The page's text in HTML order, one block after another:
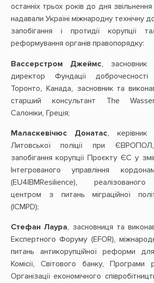
останніх трьох років до дня
надавали Україні міжнародну технічну
запобігання і протидії корупції
реформування органів правопорядку:
Вассерстром Джеймс, засновник
директор Фундації
Торонто, Канада, засновник та
старший консультант The
Салоніки, Греція;
Маласкевічюс Донатас, керівник
Литовської поліції при
запобігання корупції Проєкту ЄС у
Інтегрованого управління
(EU4IBMResilience),
центром з питань міграційної
(ICMPD);
Стефан Лаура, засновниця та
Експертного Форуму (EFOR),
питань антикорупційної реформи
Комісії, Світового банку,
Організації економічного